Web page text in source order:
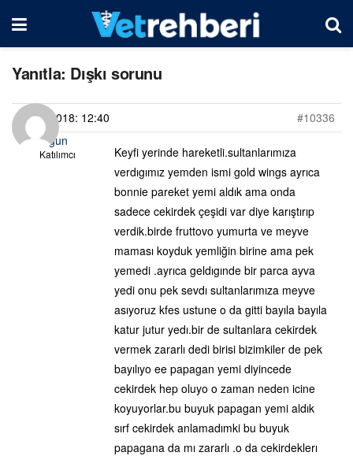
Yanıtla: Dışkı sorunu
24/03/2018: 12:40
#10336
nilgun
Katılımcı
Keyfi yerinde hareketli.sultanlarımıza
verdıgımız yemden ismi gold wings ayrıca
bonnie pareket yemi aldık ama onda
sadece cekirdek çeşidi var diye karıştırıp
verdik.birde fruttovo yumurta ve meyve
maması koyduk yemliğin birine ama pek
yemedi .ayrıca geldıgınde bir parca ayva
yedi onu pek sevdı sultanlarımıza meyve
asıyoruz kfes ustune o da gitti bayıla bayıla
katur jutur yedı.bir de sultanlara cekirdek
vermek zararlı dedi birisi bizimkiler de pek
bayılıyo ee papagan yemi diyincede
cekirdek hep oluyo o zaman neden icine
koyuyorlar.bu buyuk papagan yemi aldık
sırf cekirdek anlamadımki bu buyuk
papagana da mı zararlı .o da cekirdeklerı